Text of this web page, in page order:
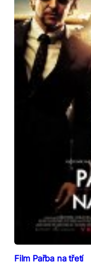
Film Pařba na třetí